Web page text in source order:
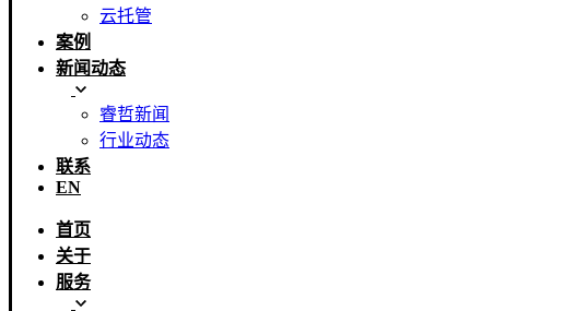
云托管
案例
新闻动态
睿哲新闻
行业动态
联系
EN
首页
关于
服务